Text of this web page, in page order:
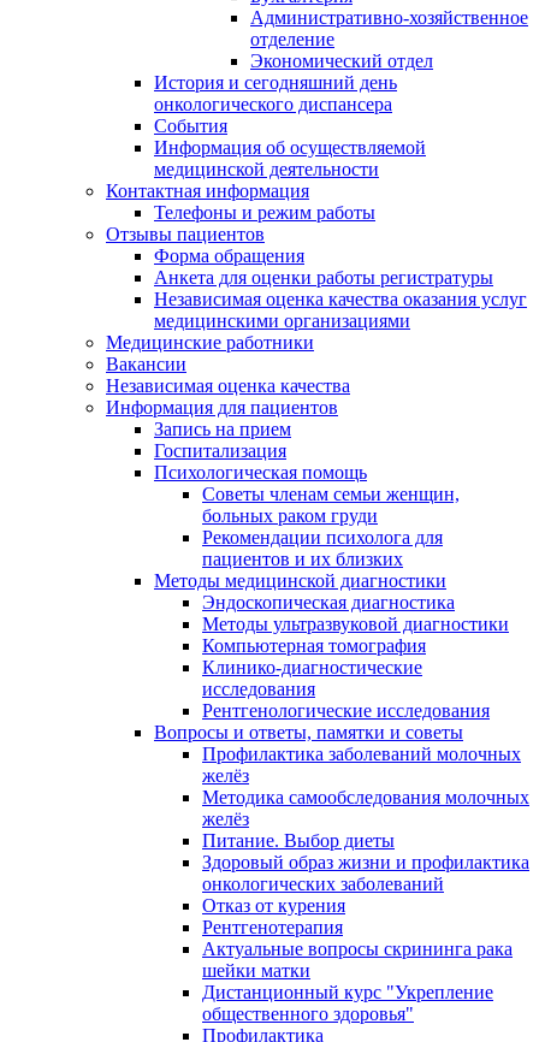
Административно-хозяйственное
отделение
Экономический отдел
История и сегодняшний день
онкологического диспансера
События
Информация об осуществляемой
медицинской деятельности
Контактная информация
Телефоны и режим работы
Отзывы пациентов
Форма обращения
Анкета для оценки работы регистратуры
Независимая оценка качества оказания услуг
медицинскими организациями
Медицинские работники
Вакансии
Независимая оценка качества
Информация для пациентов
Запись на прием
Госпитализация
Психологическая помощь
Советы членам семьи женщин,
больных раком груди
Рекомендации психолога для
пациентов и их близких
Методы медицинской диагностики
Эндоскопическая диагностика
Методы ультразвуковой диагностики
Компьютерная томография
Клинико-диагностические
исследования
Рентгенологические исследования
Вопросы и ответы, памятки и советы
Профилактика заболеваний молочных
желёз
Методика самообследования молочных
желёз
Питание. Выбор диеты
Здоровый образ жизни и профилактика
онкологических заболеваний
Отказ от курения
Рентгенотерапия
Актуальные вопросы скрининга рака
шейки матки
Дистанционный курс "Укрепление
общественного здоровья"
Профилактика